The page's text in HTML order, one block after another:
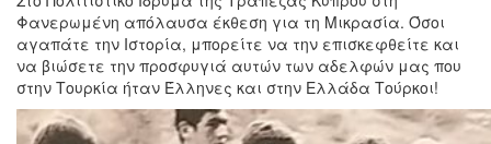
Φανερωμένη απόλαυσα έκθεση για τη Μικρασία. Όσοι
αγαπάτε την Ιστορία, μπορείτε να την επισκεφθείτε και
να βιώσετε την προσφυγιά αυτών των αδελφών μας που
στην Τουρκία ήταν Έλληνες και στην Ελλάδα Τούρκοι!